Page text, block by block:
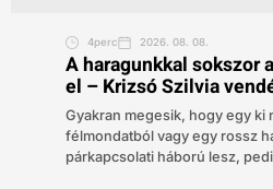
4perc 2026. 08. 08.
A haragunkkal sokszor
el – Krizsó Szilvia
Gyakran megesik, hogy egy ki
félmondatból vagy egy rossz
párkapcsolati háború lesz,